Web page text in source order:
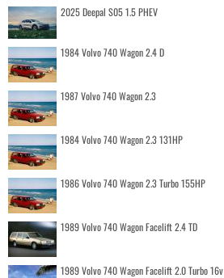
2025 Deepal S05 1.5 PHEV
1984 Volvo 740 Wagon 2.4 D
1987 Volvo 740 Wagon 2.3
1984 Volvo 740 Wagon 2.3 131HP
1986 Volvo 740 Wagon 2.3 Turbo 155HP
1989 Volvo 740 Wagon Facelift 2.4 TD
1989 Volvo 740 Wagon Facelift 2.0 Turbo 16v